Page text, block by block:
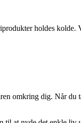
holdes
omkring dig. Når du